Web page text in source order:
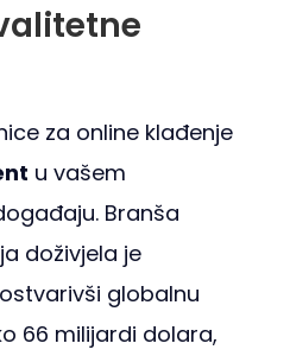
za online klađenje
u vašem
Branša
doživjela je
globalnu
66 milijardi dolara,